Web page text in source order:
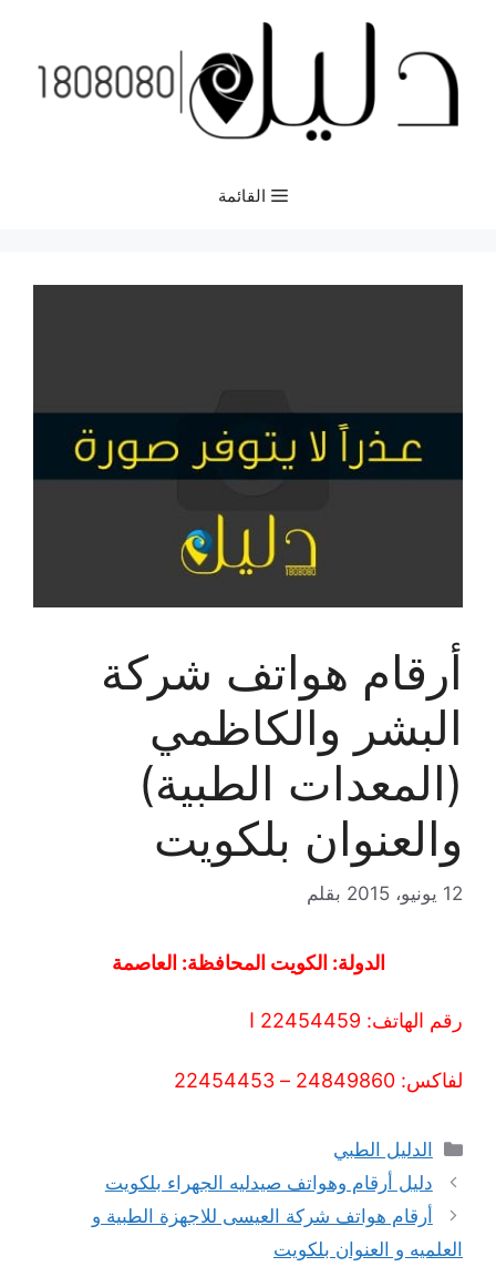
المحتوى
القائمة
أرقام هواتف شركة
البشر والكاظمي
(المعدات الطبية)
والعنوان بلكويت
12 يونيو، 2015 بقلم
الدولة: الكويت المحافظة: العاصمة
رقم الهاتف: 22454459 ا
لفاكس: 24849860 – 22454453
التصنيفات
الدليل الطبي
دليل أرقام وهواتف صيدليه الجهراء بلكويت
أرقام هواتف شركة العيسى للاجهزة الطبية و
العلميه و العنوان بلكويت